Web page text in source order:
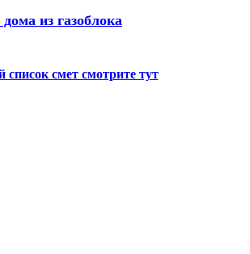
из газоблока
смет смотрите тут